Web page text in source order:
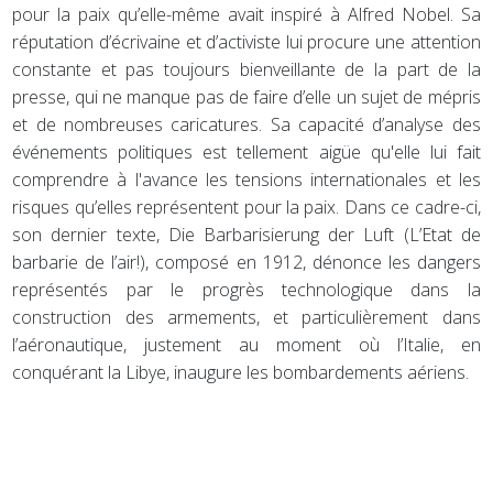
pour la paix qu’elle-même avait inspiré à Alfred Nobel. Sa
réputation d’écrivaine et d’activiste lui procure une attention
constante et pas toujours bienveillante de la part de la
presse, qui ne manque pas de faire d’elle un sujet de mépris
et de nombreuses caricatures. Sa capacité d’analyse des
événements politiques est tellement aigüe qu'elle lui fait
comprendre à l'avance les tensions internationales et les
risques qu’elles représentent pour la paix. Dans ce cadre-ci,
son dernier texte, Die Barbarisierung der Luft (L’Etat de
barbarie de l’air!), composé en 1912, dénonce les dangers
représentés par le progrès technologique dans la
construction des armements, et particulièrement dans
l’aéronautique, justement au moment où l’Italie, en
conquérant la Libye, inaugure les bombardements aériens.